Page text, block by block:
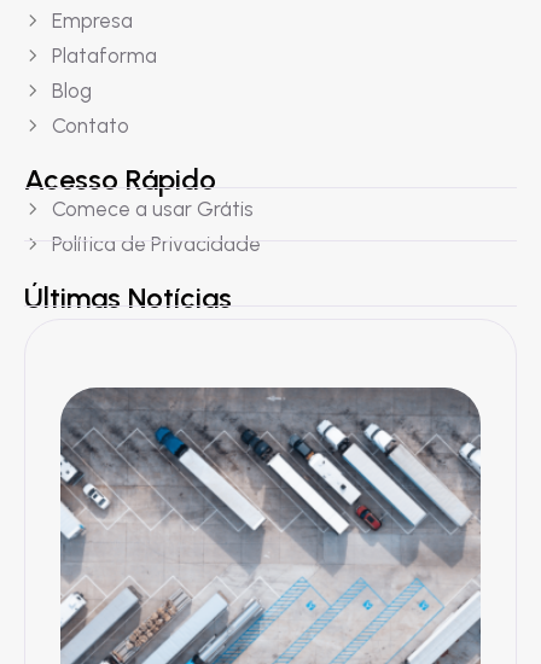
Empresa
Plataforma
Blog
Contato
Acesso Rápido
Comece a usar Grátis
Política de Privacidade
Últimas Notícias